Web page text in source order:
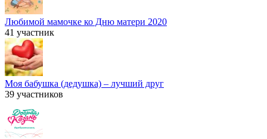
Любимой мамочке ко Дню матери 2020
41 участник
Моя бабушка (дедушка) – лучший друг
39 участников